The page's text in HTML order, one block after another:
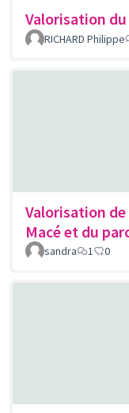
Valorisation
RICHARD Philippe
Valorisation de
Macé et du
sandra
1 0